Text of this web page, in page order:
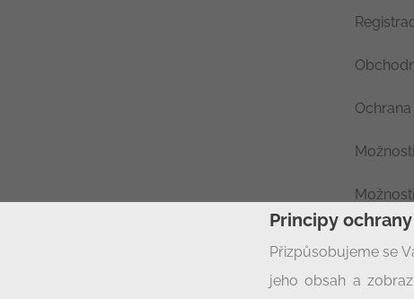
Principy
Přizpůsobujeme se
jeho obsah a